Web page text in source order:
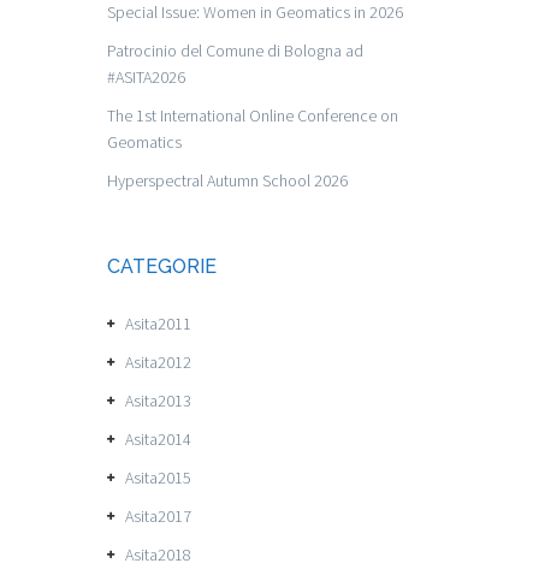
Special Issue: Women in Geomatics in 2026
Patrocinio del Comune di Bologna ad
#ASITA2026
The 1st International Online Conference on
Geomatics
Hyperspectral Autumn School 2026
CATEGORIE
Asita2011
Asita2012
Asita2013
Asita2014
Asita2015
Asita2017
Asita2018